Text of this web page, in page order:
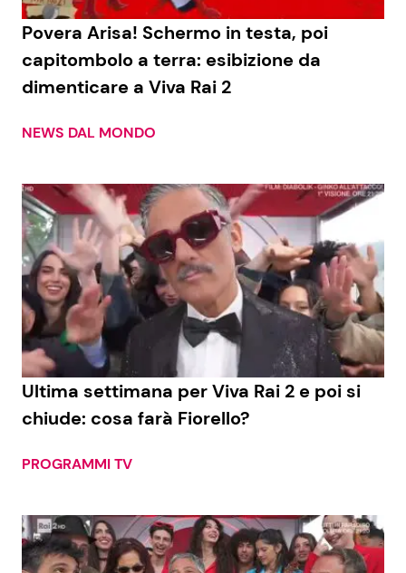
Povera Arisa! Schermo in testa, poi
capitombolo a terra: esibizione da
dimenticare a Viva Rai 2
NEWS DAL MONDO
Ultima settimana per Viva Rai 2 e poi si
chiude: cosa farà Fiorello?
PROGRAMMI TV